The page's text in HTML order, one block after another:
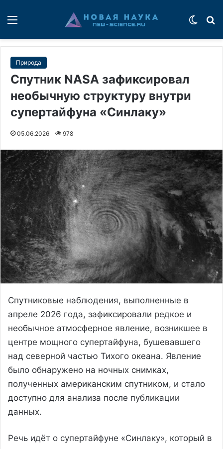
Природа
Спутник NASA зафиксировал
необычную структуру внутри
супертайфуна «Синлаку»
05.06.2026 978
Спутниковые наблюдения, выполненные в
апреле 2026 года, зафиксировали редкое и
необычное атмосферное явление, возникшее в
центре мощного супертайфуна, бушевавшего
над северной частью Тихого океана. Явление
было обнаружено на ночных снимках,
полученных американским спутником, и стало
доступно для анализа после публикации
данных.
Речь идёт о супертайфуне «Синлаку», который в